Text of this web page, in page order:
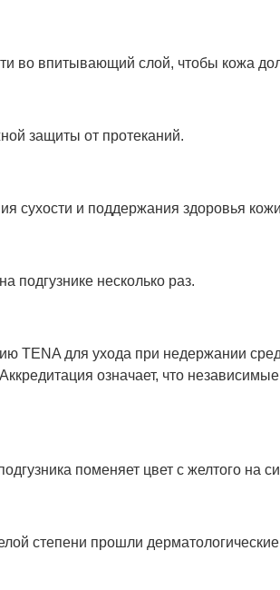
во впитывающий слой, чтобы кожа
защиты от протеканий.
сухости и поддержания здоровья
подгузнике несколько раз.
для ухода при недержании
означает, что
поменяет цвет с желтого на
степени прошли